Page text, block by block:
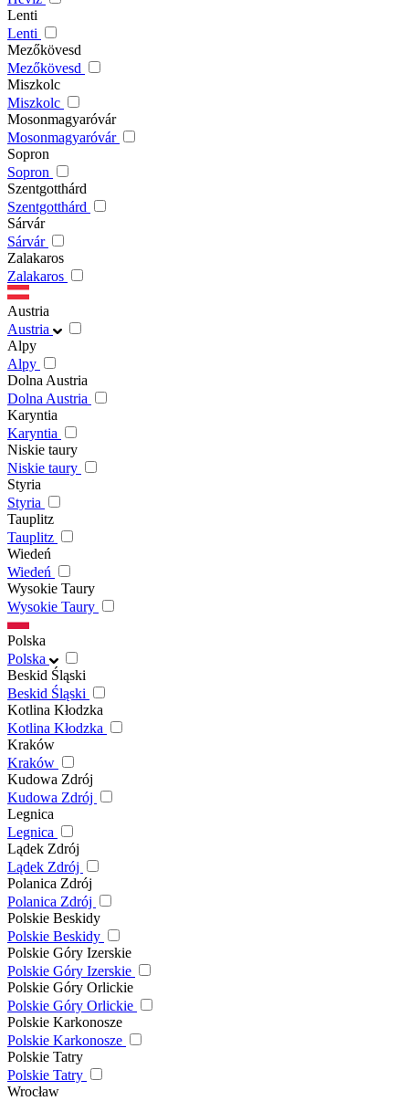
Lenti
Lenti
Mezőkövesd
Mezőkövesd
Miszkolc
Miszkolc
Mosonmagyaróvár
Mosonmagyaróvár
Sopron
Sopron
Szentgotthárd
Szentgotthárd
Sárvár
Sárvár
Zalakaros
Zalakaros
Austria
Austria
Alpy
Alpy
Dolna Austria
Dolna Austria
Karyntia
Karyntia
Niskie taury
Niskie taury
Styria
Styria
Tauplitz
Tauplitz
Wiedeń
Wiedeń
Wysokie Taury
Wysokie Taury
Polska
Polska
Beskid Śląski
Beskid Śląski
Kotlina Kłodzka
Kotlina Kłodzka
Kraków
Kraków
Kudowa Zdrój
Kudowa Zdrój
Legnica
Legnica
Lądek Zdrój
Lądek Zdrój
Polanica Zdrój
Polanica Zdrój
Polskie Beskidy
Polskie Beskidy
Polskie Góry Izerskie
Polskie Góry Izerskie
Polskie Góry Orlickie
Polskie Góry Orlickie
Polskie Karkonosze
Polskie Karkonosze
Polskie Tatry
Polskie Tatry
Wrocław